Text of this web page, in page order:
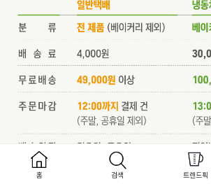
홈 검색 트렌드픽